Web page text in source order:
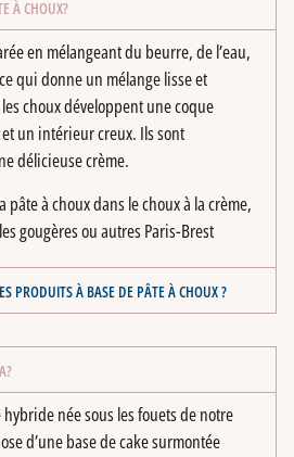
À CHOUX?
en mélangeant du beurre, de l’eau,
qui donne un mélange lisse et
choux développent une coque
un intérieur creux. Ils sont
délicieuse crème.
pâte à choux dans le choux à la crème,
gougères ou autres Paris-Brest
PRODUITS À BASE DE PÂTE À CHOUX ?
née sous les fouets de notre
d’une base de cake surmontée